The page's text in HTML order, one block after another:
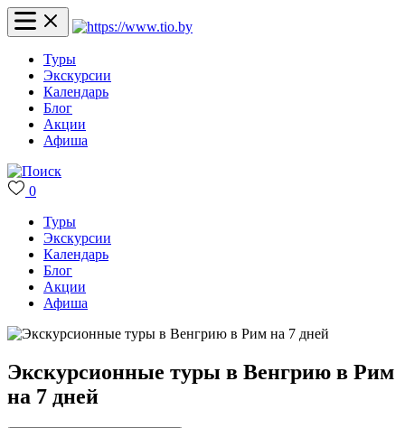
Туры
Экскурсии
Календарь
Блог
Акции
Афиша
0
Туры
Экскурсии
Календарь
Блог
Акции
Афиша
Экскурсионные туры в Венгрию в Рим
на 7 дней